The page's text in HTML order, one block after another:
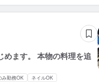
めます。 本物の料理を追
み勤務OK
ネイルOK
ホールス
調理師・
調理補助
調理補助
調理師・
調理師・
調理師・
調理師・
調理師・
ホールス
ホールス
調理師・